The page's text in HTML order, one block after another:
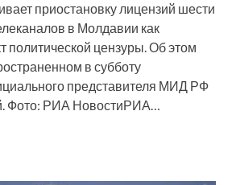
приостановку лицензий шести
в Молдавии как
политической цензуры. Об этом
в субботу
представителя МИД РФ
Фото: РИА НовостиРИА…